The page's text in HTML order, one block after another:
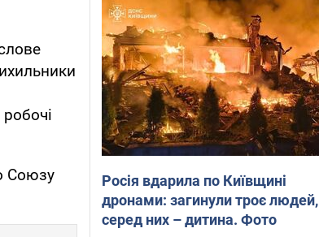
Союзу
Росія вдарила по Київщині
дронами: загинули троє людей,
серед них – дитина. Фото